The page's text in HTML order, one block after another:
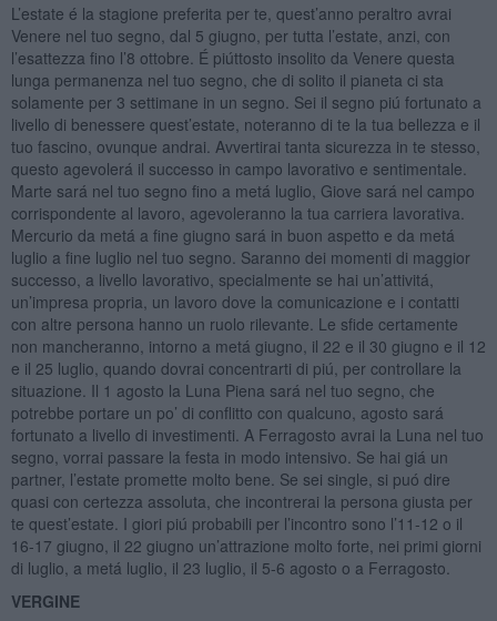
L’estate é la stagione preferita per te, quest’anno peraltro avrai
Venere nel tuo segno, dal 5 giugno, per tutta l’estate, anzi, con
l’esattezza fino l’8 ottobre. É piúttosto insolito da Venere questa
lunga permanenza nel tuo segno, che di solito il pianeta ci sta
solamente per 3 settimane in un segno. Sei il segno piú fortunato a
livello di benessere quest’estate, noteranno di te la tua bellezza e il
tuo fascino, ovunque andrai. Avvertirai tanta sicurezza in te stesso,
questo agevolerá il successo in campo lavorativo e sentimentale.
Marte sará nel tuo segno fino a metá luglio, Giove sará nel campo
corrispondente al lavoro, agevoleranno la tua carriera lavorativa.
Mercurio da metá a fine giugno sará in buon aspetto e da metá
luglio a fine luglio nel tuo segno. Saranno dei momenti di maggior
successo, a livello lavorativo, specialmente se hai un’attivitá,
un’impresa propria, un lavoro dove la comunicazione e i contatti
con altre persona hanno un ruolo rilevante. Le sfide certamente
non mancheranno, intorno a metá giugno, il 22 e il 30 giugno e il 12
e il 25 luglio, quando dovrai concentrarti di piú, per controllare la
situazione. Il 1 agosto la Luna Piena sará nel tuo segno, che
potrebbe portare un po’ di conflitto con qualcuno, agosto sará
fortunato a livello di investimenti. A Ferragosto avrai la Luna nel tuo
segno, vorrai passare la festa in modo intensivo. Se hai giá un
partner, l’estate promette molto bene. Se sei single, si puó dire
quasi con certezza assoluta, che incontrerai la persona giusta per
te quest’estate. I giori piú probabili per l’incontro sono l’11-12 o il
16-17 giugno, il 22 giugno un’attrazione molto forte, nei primi giorni
di luglio, a metá luglio, il 23 luglio, il 5-6 agosto o a Ferragosto.
VERGINE